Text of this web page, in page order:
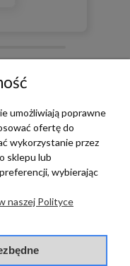
umożliwiają poprawne
ofertę do
wykorzystanie przez
sklepu lub
wybierając
naszej Polityce